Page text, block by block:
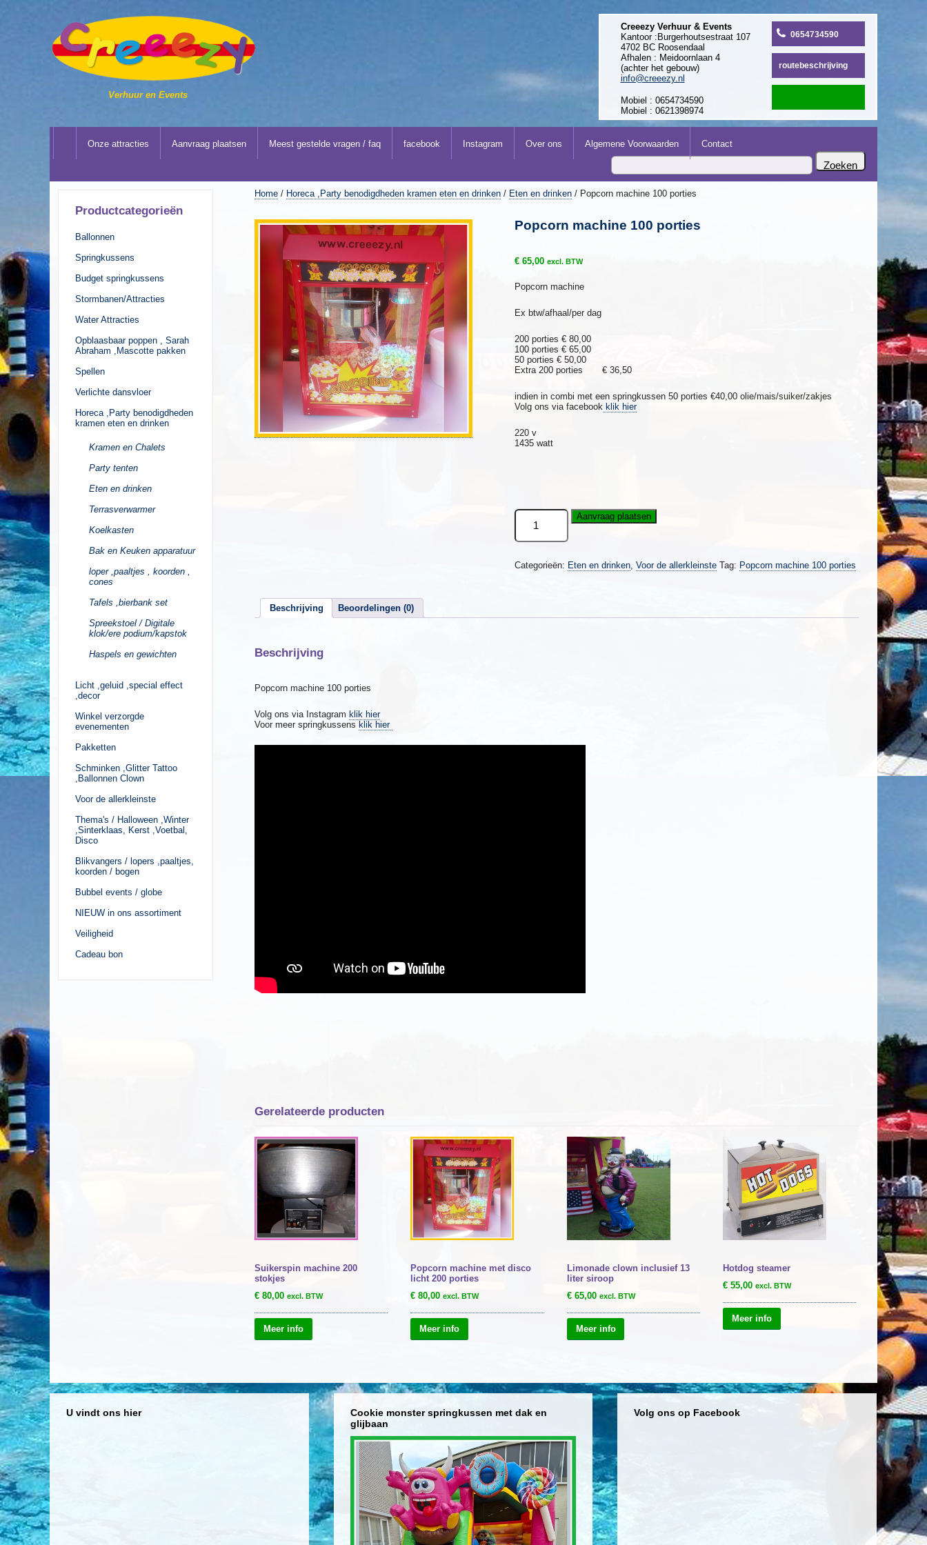
Verhuur en Events
Creeezy Verhuur & Events
Kantoor :Burgerhoutsestraat 107
4702 BC Roosendaal
Afhalen : Meidoornlaan 4
(achter het gebouw)
info@creeezy.nl
Mobiel : 0654734590
Mobiel : 0621398974
0654734590
routebeschrijving
Onze attracties Aanvraag plaatsen Meest gestelde vragen / faq facebook Instagram Over ons Algemene Voorwaarden Contact
Productcategorieën
Ballonnen
Springkussens
Budget springkussens
Stormbanen/Attracties
Water Attracties
Opblaasbaar poppen , Sarah
Abraham ,Mascotte pakken
Spellen
Verlichte dansvloer
Horeca ,Party benodigdheden
kramen eten en drinken
Kramen en Chalets
Party tenten
Eten en drinken
Terrasverwarmer
Koelkasten
Bak en Keuken apparatuur
loper ,paaltjes , koorden ,
cones
Tafels ,bierbank set
Spreekstoel / Digitale
klok/ere podium/kapstok
Haspels en gewichten
Licht ,geluid ,special effect
,decor
Winkel verzorgde
evenementen
Pakketten
Schminken ,Glitter Tattoo
,Ballonnen Clown
Voor de allerkleinste
Thema's / Halloween ,Winter
,Sinterklaas, Kerst ,Voetbal,
Disco
Blikvangers / lopers ,paaltjes,
koorden / bogen
Bubbel events / globe
NIEUW in ons assortiment
Veiligheid
Cadeau bon
Home / Horeca ,Party benodigdheden kramen eten en drinken / Eten en drinken / Popcorn machine 100 porties
Popcorn machine 100 porties
€65,00 excl. BTW
Popcorn machine
Ex btw/afhaal/per dag
200 porties € 80,00
100 porties € 65,00
50 porties € 50,00
Extra 200 porties € 36,50
indien in combi met een springkussen 50 porties €40,00 olie/mais/suiker/zakjes
Volg ons via facebook klik hier
220 v
1435 watt
Popcorn
machine
porties
Aanvraag plaatsen
Categorieën: Eten en drinken, Voor de allerkleinste Tag: Popcorn machine 100 porties
Beschrijving Beoordelingen (0)
Beschrijving
Popcorn machine 100 porties
Volg ons via Instagram klik hier
Voor meer springkussens klik hier
Gerelateerde producten
Suikerspin machine 200
stokjes
€ 80,00 excl. BTW
Meer info
Popcorn machine met disco
licht 200 porties
€ 80,00 excl. BTW
Meer info
Limonade clown inclusief 13
liter siroop
€65,00 excl. BTW
Meer info
Hotdog steamer
€ 55,00 excl. BTW
Meer info
U vindt ons hier
Cookie monster springkussen met dak en
glijbaan
Volg ons op Facebook